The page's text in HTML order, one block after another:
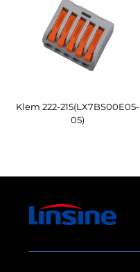
Klem 222-215(LX7BS00E05-
05)